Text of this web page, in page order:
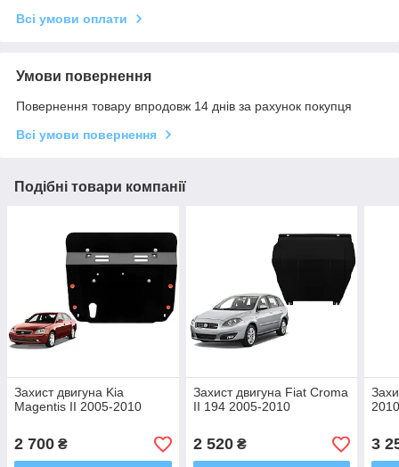
Всі умови оплати
Умови повернення
Повернення товару впродовж 14 днів за рахунок покупця
Всі умови повернення
Подібні товари компанії
Захист двигуна Kia
Magentis II 2005-2010
2 700 ₴
Захист двигуна Fiat Croma
II 194 2005-2010
2 520₴ 3